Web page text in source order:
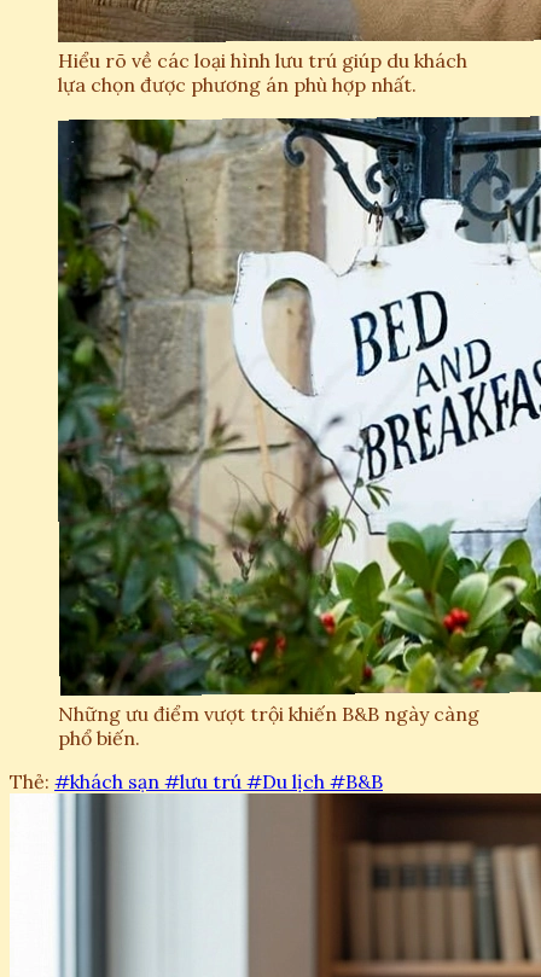
Hiểu rõ về các loại hình lưu trú giúp du khách
lựa chọn được phương án phù hợp nhất.
Những ưu điểm vượt trội khiến B&B ngày càng
phổ biến.
Thẻ: #khách sạn #lưu trú #Du lịch #B&B